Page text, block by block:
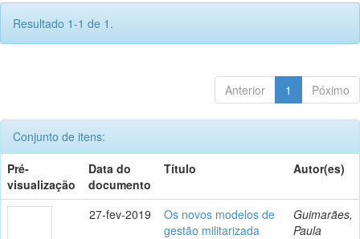
Resultado 1-1 de 1.
Anterior 1 Póximo
Conjunto de itens:
Pré-
visualização
Data do
documento
Título Autor(es)
27-fev-2019
Os novos modelos de
gestão militarizada
Guimarães,
Paula